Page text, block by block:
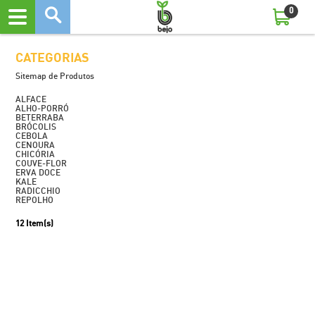
0
CATEGORIAS
Sitemap de Produtos
ALFACE
ALHO-PORRÓ
BETERRABA
BRÓCOLIS
CEBOLA
CENOURA
CHICÓRIA
COUVE-FLOR
ERVA DOCE
KALE
RADICCHIO
REPOLHO
12 Item(s)